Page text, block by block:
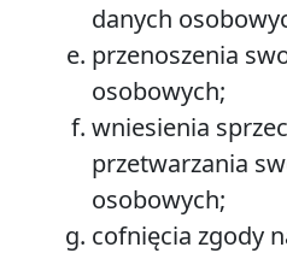
danych
przenoszenia
osobowych;
wniesienia
przetwarzania
osobowych;
cofnięcia zgody